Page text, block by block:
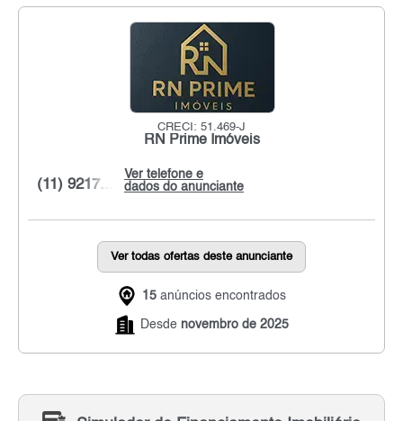
CRECI: 51.469-J
RN Prime Imóveis
Ver telefone e
dados do anunciante
(11) 9217...
Ver todas ofertas deste anunciante
15 anúncios encontrados
Desde novembro de 2025